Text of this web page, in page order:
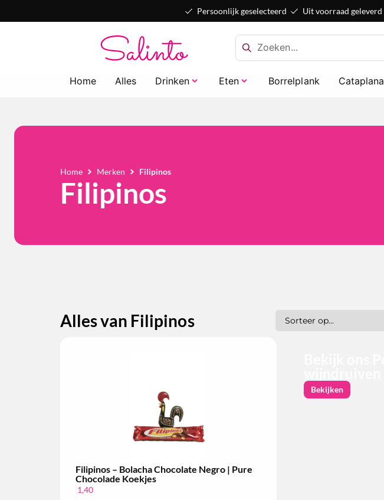
Persoonlijk geselecteerd Uit voorraad geleverd
Home Alles Drinken Eten Borrelplank Cataplana
Home Merken Filipinos
Filipinos
Alles van Filipinos
Filipinos – Bolacha Chocolate Negro | Pure
Chocolade Koekjes
1,40
Bekijken